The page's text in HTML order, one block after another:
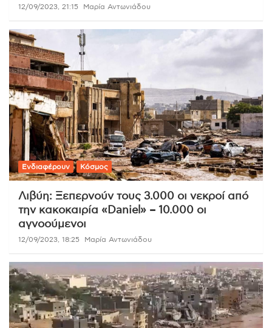
12/09/2023, 21:15 Μαρία Αντωνιάδου
Ενδιαφέρουν Κόσμος
Λιβύη: Ξεπερνούν τους 3.000 οι νεκροί από
την κακοκαιρία «Daniel» – 10.000 οι
αγνοούμενοι
12/09/2023, 18:25 Μαρία Αντωνιάδου